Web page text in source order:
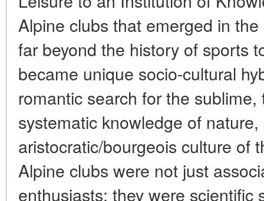
Alpine clubs that emerged in
far beyond the history of sports
became unique socio-cultural
romantic search for the
systematic knowledge of
aristocratic/bourgeois culture of
Alpine clubs were not just
enthusiasts; they were scientific